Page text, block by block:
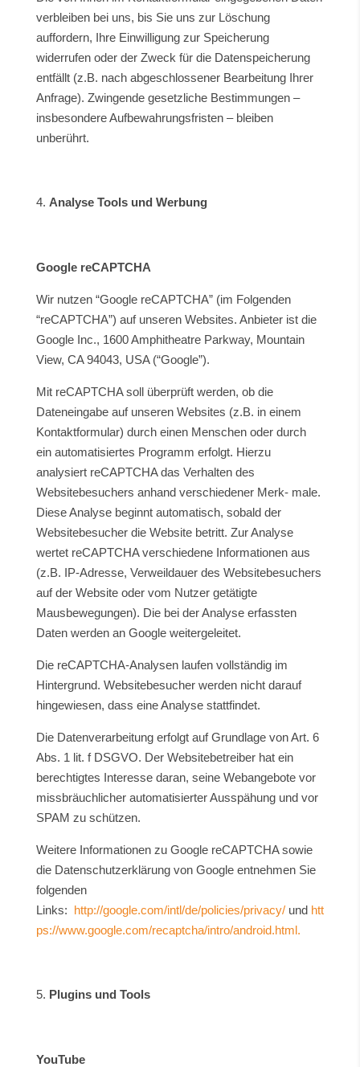
verbleiben bei uns, bis Sie uns zur Löschung
auffordern, Ihre Einwilligung zur Speicherung
widerrufen oder der Zweck für die Datenspeicherung
entfällt (z.B. nach abgeschlossener Bearbeitung Ihrer
Anfrage). Zwingende gesetzliche Bestimmungen –
insbesondere Aufbewahrungsfristen – bleiben
unberührt.
Analyse Tools und Werbung
Google reCAPTCHA
Wir nutzen “Google reCAPTCHA” (im Folgenden
“reCAPTCHA”) auf unseren Websites. Anbieter ist die
Google Inc., 1600 Amphitheatre Parkway, Mountain
View, CA 94043, USA (“Google”).
Mit reCAPTCHA soll überprüft werden, ob die
Dateneingabe auf unseren Websites (z.B. in einem
Kontaktformular) durch einen Menschen oder durch
ein automatisiertes Programm erfolgt. Hierzu
analysiert reCAPTCHA das Verhalten des
Websitebesuchers anhand verschiedener Merk- male.
Diese Analyse beginnt automatisch, sobald der
Websitebesucher die Website betritt. Zur Analyse
wertet reCAPTCHA verschiedene Informationen aus
(z.B. IP-Adresse, Verweildauer des Websitebesuchers
auf der Website oder vom Nutzer getätigte
Mausbewegungen). Die bei der Analyse erfassten
Daten werden an Google weitergeleitet.
Die reCAPTCHA-Analysen laufen vollständig im
Hintergrund. Websitebesucher werden nicht darauf
hingewiesen, dass eine Analyse stattfindet.
Die Datenverarbeitung erfolgt auf Grundlage von Art. 6
Abs. 1 lit. f DSGVO. Der Websitebetreiber hat ein
berechtigtes Interesse daran, seine Webangebote vor
missbräuchlicher automatisierter Ausspähung und vor
SPAM zu schützen.
Weitere Informationen zu Google reCAPTCHA sowie
die Datenschutzerklärung von Google entnehmen Sie
folgenden
Links: http://google.com/intl/de/policies/privacy/und htt
ps://www.google.com/recaptcha/intro/android.html.
Plugins und Tools
YouTube